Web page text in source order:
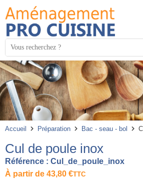
Mots
clés
:
Accueil Préparation Bac - seau - bol
Cul de poule inox
Référence : Cul_de_poule_inox
À partir de 43,80 €TTC
Panneau de gestion des cookies